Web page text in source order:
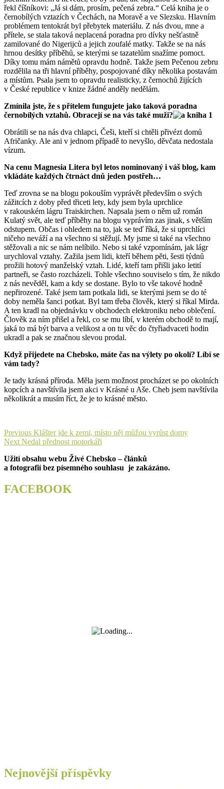
řekl číšníkovi: „Já si dám, prosím, pečená zebra.“ Celá kniha je o
černobílých vztazích v Čechách, na Moravě a ve Slezsku. Hlavním
problémem tentokrát byl přebytek materiálu. Z nás dvou, mne a
přítele, se stala taková neplacená poradna pro dívky nešťastně
zamilované do Nigerijců a jejich zoufalé matky. Takže se na nás
hrnou desítky příběhů, se kterými se tazatelům snažíme pomoct.
Díky tomu mám námětů opravdu hodně. Takže jsem Pečenou zebru
rozdělila na tři hlavní příběhy, pospojované díky několika postavám
a místům. Psala jsem to opravdu realisticky, z černochů žijících
v České republice v knize žádné anděly nedělám.
Zmínila jste, že s přítelem fungujete jako taková poradna
černobílých vztahů. Obracejí se na vás také muži?
Obrátili se na nás dva chlapci, Češi, kteří si chtěli přivézt domů
Afričanky. Ale ani v jednom případě to nevyšlo, děvčata nedostala
vízum.
Na cenu Magnesia Litera byl letos nominovaný i váš blog, kam
vkládáte každých čtrnáct dnů jeden postřeh…
Teď zrovna se na blogu pokouším vyprávět především o svých
zážitcích z doby před třiceti lety, kdy jsem byla uprchlice
v rakouském lágru Traiskirchen. Napsala jsem o něm už román
Kulatý svět, ale teď příběhy na blogu vyprávím zas jinak, s větším
odstupem. Občas i ohledem na to, jak se teď říká, že si uprchlíci
ničeho neváží a na všechno si stěžují. My jsme si také na všechno
stěžovali a nic se nám nelíbilo. Nebo si také vzpomínám, jak lágr
urychloval vztahy. Zažila jsem lidi, kteří během pěti, šesti týdnů
prožili hotový manželský vztah. Lidé, kteří tam přišli jako letití
partneři, se často rozcházeli. Tohle všechno souviselo s tím, že nikdo
z nás nevěděl, kam a kdy se dostane. Bylo to vše takové hodně
nepřirozené. Také jsem tam potkala lidi, se kterými jsem se do té
doby neměla šanci potkat. Byl tam třeba člověk, který si říkal Mirda.
A ten kradl na objednávku v obchodech elektroniku nebo oblečení.
Člověk za ním přišel a řekl, co se mu líbí, v kterém obchodě to mají,
jaká to má být barva a velikost a on tu věc do čtyřiadvaceti hodin
ukradl a pak se značnou slevou prodal.
Když přijedete na Chebsko, máte čas na výlety po okolí? Líbí se
vám tady?
Je tady krásná příroda. Měla jsem možnost procházet se po okolních
kopcích a navštívila jsem akci v Krásné u Aše. Cheb jsem navštívila
několikrát a musím říct, že je to krásné město.
Navigace
pro
příspěvek
Previous Previous
post:
Klášter jde k zemi, místo něj můžou vyrůst domy
Next Next
Nedal přednost motorkáři
Užití obsahu webu Živé Chebsko – článků
a fotografií bez písemného souhlasu je zakázáno.
FACEBOOK
Nejnovější příspěvky